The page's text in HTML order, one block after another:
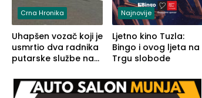
Crna Hronika
Uhapšen vozač koji je
usmrtio dva radnika
putarske službe na
prema Šapcu
(FOTO)
Najnovije
Ljetno kino Tuzla:
Bingo i ovog ljeta na
Trgu slobode